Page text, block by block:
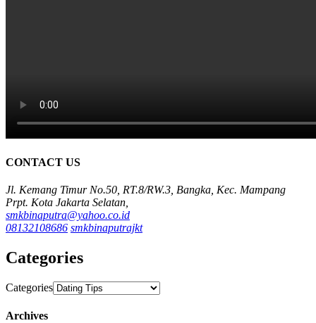
CONTACT US
Jl. Kemang Timur No.50, RT.8/RW.3, Bangka, Kec. Mampang
Prpt. Kota Jakarta Selatan,
smkbinaputra@yahoo.co.id
08132108686 smkbinaputrajkt
Categories
Categories
Archives